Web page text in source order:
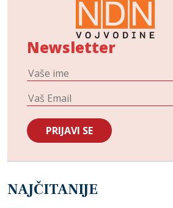
Newsletter
NAJČITANIJE